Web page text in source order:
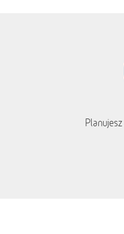
Planujesz